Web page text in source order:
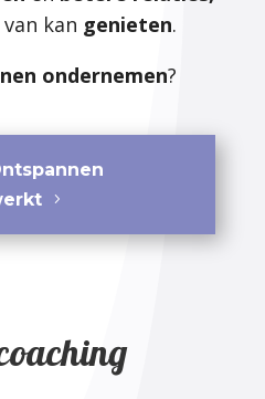
kan genieten.
ondernemen?